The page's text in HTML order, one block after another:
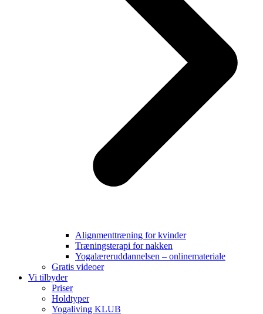
Alignmenttræning for kvinder
Træningsterapi for nakken
Yogalæreruddannelsen – onlinemateriale
Gratis videoer
Vi tilbyder
Priser
Holdtyper
Yogaliving KLUB